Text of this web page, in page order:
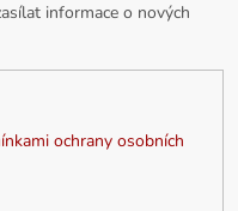
informace o nových
ochrany osobních